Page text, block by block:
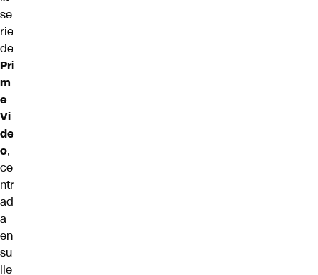
se
rie
de
Pri
m
e
Vi
de
o,
ce
ntr
ad
a
en
su
lle